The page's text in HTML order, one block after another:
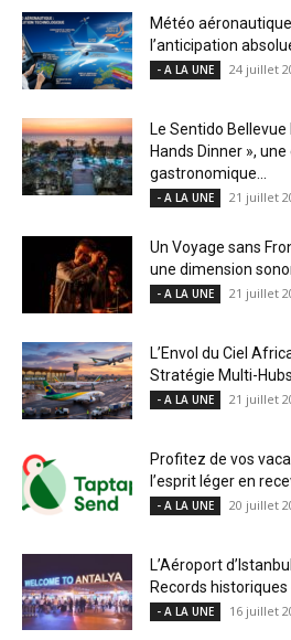
Météo
l’anticipation
- A LA UNE 24 juillet
Le Sentido
Hands Dinner »,
gastronomique...
- A LA UNE 21 juillet
Un Voyage sans
une dimension
- A LA UNE 21 juillet
L’Envol du Ciel
Stratégie Multi-Hubs
- A LA UNE 21 juillet
Profitez de vos
l’esprit léger en
- A LA UNE 20 juillet
L’Aéroport
Records historiques
- A LA UNE 16 juillet